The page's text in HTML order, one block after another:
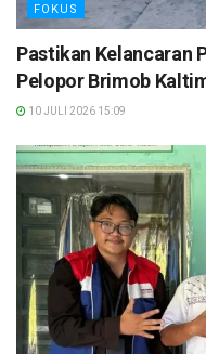
FOKUS
Pastikan Kelancaran
Pelopor Brimob
10 JULI 2026 15:09